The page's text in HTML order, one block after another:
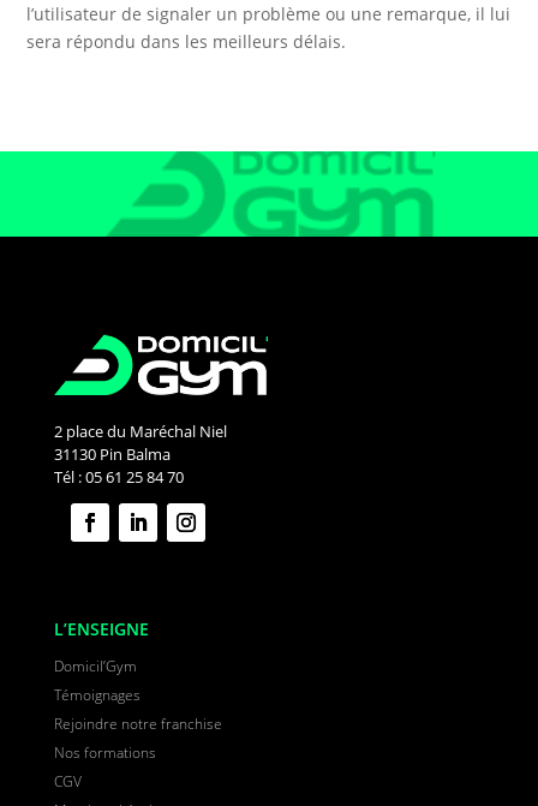
l’utilisateur de signaler un problème ou une remarque, il lui
sera répondu dans les meilleurs délais.
2 place du Maréchal Niel
31130 Pin Balma
Tél : 05 61 25 84 70
L’ENSEIGNE
Domicil’Gym
Témoignages
Rejoindre notre franchise
Nos formations
CGV